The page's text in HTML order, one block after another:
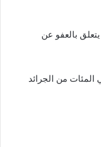
بالعفو عن
المئات من الجرائد